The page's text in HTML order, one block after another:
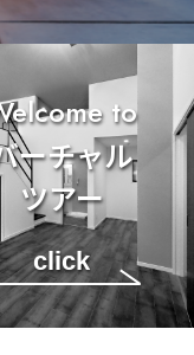
to
ーチャル
ツアー
click